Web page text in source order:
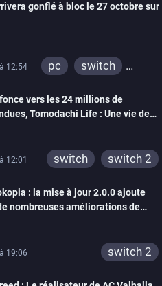
gonflé à bloc le 27 octobre sur
12:54 pc
switch
xbox one
wiiu
3ds
ps3
switch 2
vers les 24 millions de
Tomodachi Life : Une vie de
12:01 switch switch 2
: la mise à jour 2.0.0 ajoute
nombreuses améliorations de
19:06 switch 2